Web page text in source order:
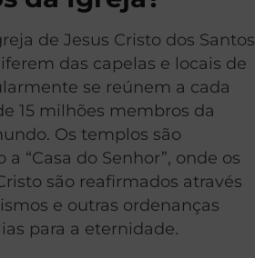
de Jesus Cristo dos Santos
das capelas e locais de
se reúnem a cada
15 milhões membros da
Os templos são
“Casa do Senhor”, onde os
são reafirmados através
e outras ordenanças
para a eternidade.